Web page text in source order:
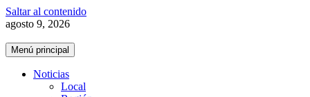
Saltar al contenido
agosto 9, 2026
Menú principal
Noticias
Local